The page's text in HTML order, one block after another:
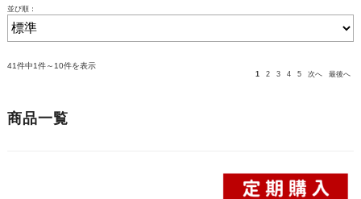
並び順：
41件中1件～10件を表示
1 2 3 4 5 次へ 最後へ
商品一覧